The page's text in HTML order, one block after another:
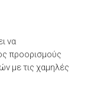
να
προορισμούς
με τις χαμηλές